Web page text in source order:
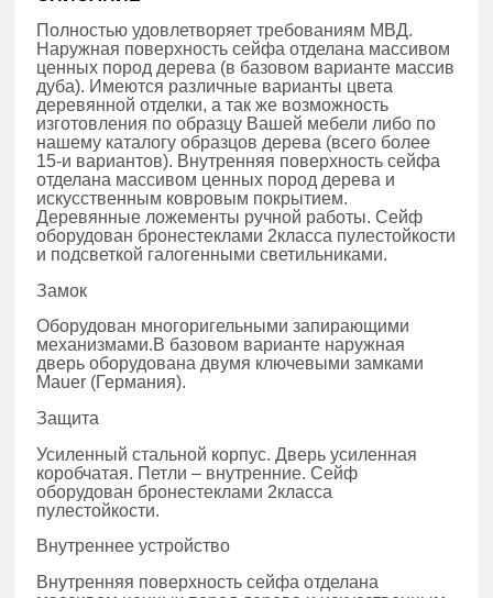
Полностью удовлетворяет требованиям МВД.
Наружная поверхность сейфа отделана массивом
ценных пород дерева (в базовом варианте массив
дуба). Имеются различные варианты цвета
деревянной отделки, а так же возможность
изготовления по образцу Вашей мебели либо по
нашему каталогу образцов дерева (всего более
15-и вариантов). Внутренняя поверхность сейфа
отделана массивом ценных пород дерева и
искусственным ковровым покрытием.
Деревянные ложементы ручной работы. Сейф
оборудован бронестеклами 2класса пулестойкости
и подсветкой галогенными светильниками.
Замок
Оборудован многоригельными запирающими
механизмами.В базовом варианте наружная
дверь оборудована двумя ключевыми замками
Mauer (Германия).
Защита
Усиленный стальной корпус. Дверь усиленная
коробчатая. Петли – внутренние. Сейф
оборудован бронестеклами 2класса
пулестойкости.
Внутреннее устройство
Внутренняя поверхность сейфа отделана